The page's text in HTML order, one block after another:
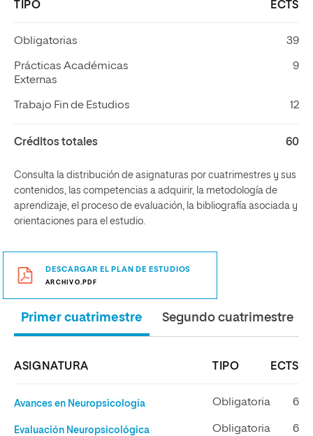
TIPO ECTS
Obligatorias 39
Prácticas Académicas
Externas
9
Trabajo Fin de Estudios 12
Créditos totales 60
Consulta la distribución de asignaturas por cuatrimestres y sus
contenidos, las competencias a adquirir, la metodología de
aprendizaje, el proceso de evaluación, la bibliografía asociada y
orientaciones para el estudio.
DESCARGAR EL PLAN DE ESTUDIOS
ARCHIVO.PDF
Primer cuatrimestre Segundo cuatrimestre
ASIGNATURA TIPO ECTS
Avances en Neuropsicología Obligatoria 6
Evaluación Neuropsicológica Obligatoria 6